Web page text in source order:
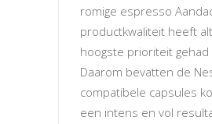
romige espresso
productkwaliteit heeft
hoogste prioriteit gehad
Daarom bevatten de
compatibele capsules
een intens en vol